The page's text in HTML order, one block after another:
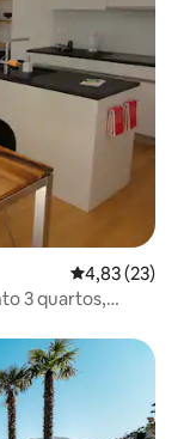
4,83 de uma
4,83 (23)
3 quartos,